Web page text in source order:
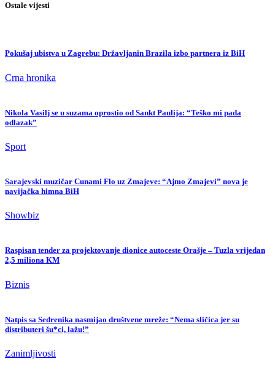
Ostale vijesti
Pokušaj ubistva u Zagrebu: Državljanin Brazila izbo partnera iz BiH
Crna hronika
Nikola Vasilj se u suzama oprostio od Sankt Paulija: “Teško mi pada
odlazak”
Sport
Sarajevski muzičar Cunami Flo uz Zmajeve: “Ajmo Zmajevi” nova je
navijačka himna BiH
Showbiz
Raspisan tender za projektovanje dionice autoceste Orašje – Tuzla vrijedan
2,5 miliona KM
Biznis
Natpis sa Sedrenika nasmijao društvene mreže: “Nema sličica jer su
distributeri šu*ci, lažu!”
Zanimljivosti